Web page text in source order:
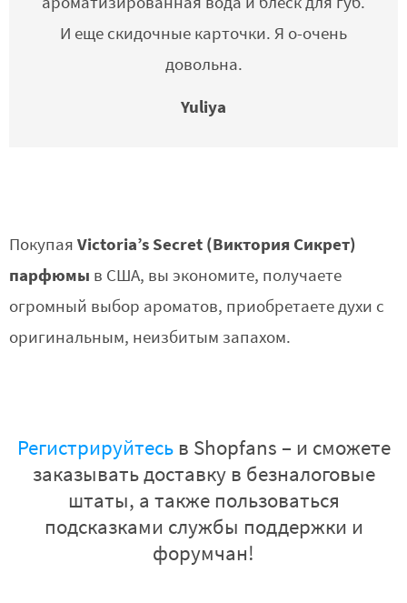
И еще скидочные карточки. Я о-очень
довольна.
Yuliya
Покупая Victoria’s Secret (Виктория Сикрет)
парфюмы в США, вы экономите, получаете
огромный выбор ароматов, приобретаете духи с
оригинальным, неизбитым запахом.
Регистрируйтесьв Shopfans – и сможете
заказывать доставку в безналоговые
штаты, а также пользоваться
подсказками службы поддержки и
форумчан!